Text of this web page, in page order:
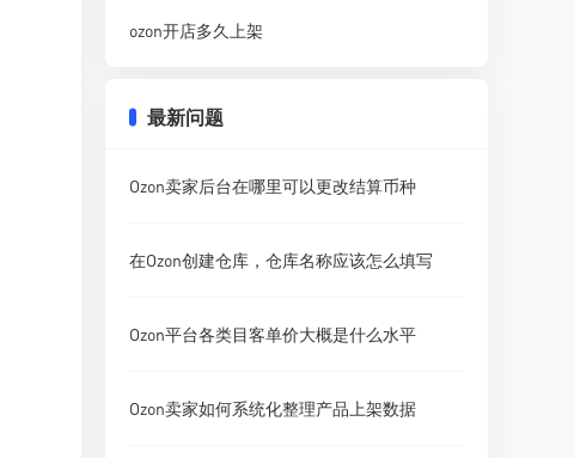
ozon开店多久上架
最新问题
Ozon卖家后台在哪里可以更改结算币种
在Ozon创建仓库，仓库名称应该怎么填写
Ozon平台各类目客单价大概是什么水平
Ozon卖家如何系统化整理产品上架数据